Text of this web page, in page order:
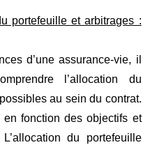
portefeuille et arbitrages :
d’une assurance-vie, il
l’allocation du
au sein du contrat.
fonction des objectifs et
du portefeuille